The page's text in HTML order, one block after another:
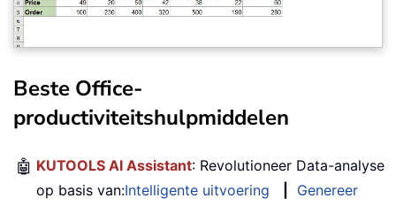
Beste Office-
productiviteitshulpmiddelen
🤖 KUTOOLS AI Assistant: Revolutioneer Data-analyse
op basis van:Intelligente uitvoering
Genereer